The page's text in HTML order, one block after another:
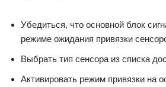
Убедиться, что основной блок
режиме ожидания привязки
Выбрать тип сенсора из списка
Активировать режим привязки на